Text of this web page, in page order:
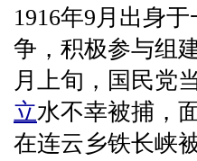
1916年9月出身
争，积极参与组
月上旬，国民党
立水不幸被捕，
在连云乡铁长峡